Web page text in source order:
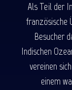
Als Teil der
französische
Besucher
Indischen
vereinen
einem